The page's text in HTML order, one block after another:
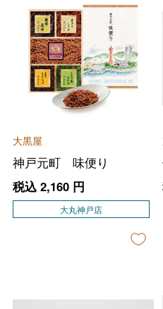
大黒屋
神戸元町 味便り
税込 2,160円
大丸神戸店